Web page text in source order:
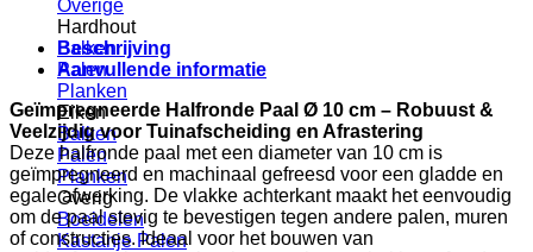
Overige
Hardhout
Balken
Palen
Planken
Eiken
Balken
Palen
Planken
Overig
Boeidelen
Kastanje Palen
Beschrijving
Aanvullende informatie
Geïmpregneerde Halfronde Paal Ø 10 cm – Robuust &
Veelzijdig voor Tuinafscheiding en Afrastering
Deze halfronde paal met een diameter van 10 cm is
geïmpregneerd en machinaal gefreesd voor een gladde en
egale afwerking. De vlakke achterkant maakt het eenvoudig
om de paal stevig te bevestigen tegen andere palen, muren
of constructies. Ideaal voor het bouwen van